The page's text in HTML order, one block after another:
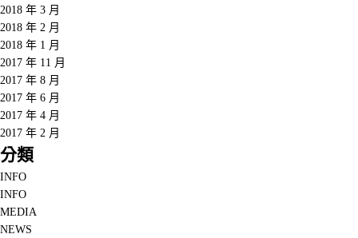
2018 年 3 月
2018 年 2 月
2018 年 1 月
2017 年 11 月
2017 年 8 月
2017 年 6 月
2017 年 4 月
2017 年 2 月
分類
INFO
INFO
MEDIA
NEWS